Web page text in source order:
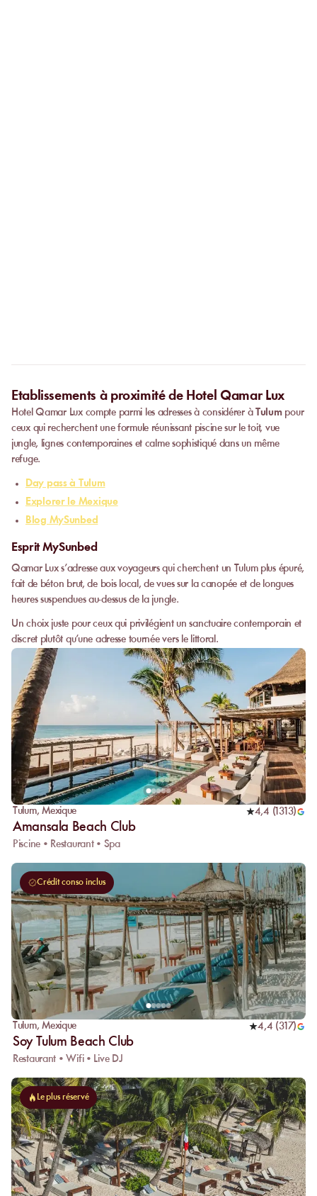
Etablissements à proximité de Hotel Qamar Lux
Hotel Qamar Lux compte parmi les adresses à considérer à Tulumpour
ceux qui recherchent une formule réunissant piscine sur le toit, vue
jungle, lignes contemporaines et calme sophistiqué dans un même
refuge.
Day pass à Tulum
Explorer le Mexique
Blog MySunbed
Esprit MySunbed
Qamar Lux s’adresse aux voyageurs qui cherchent un Tulum plus épuré,
fait de béton brut, de bois local, de vues sur la canopée et de longues
heures suspendues au-dessus de la jungle.
Un choix juste pour ceux qui privilégient un sanctuaire contemporain et
discret plutôt qu’une adresse tournée vers le littoral.
Tulum,Mexique 4,4 (1313)
Amansala Beach Club
Piscine • Restaurant • Spa
Crédit conso inclus
Tulum,Mexique 4,4 (317)
Soy Tulum Beach Club
Restaurant • Wifi • Live DJ
Le plus réservé